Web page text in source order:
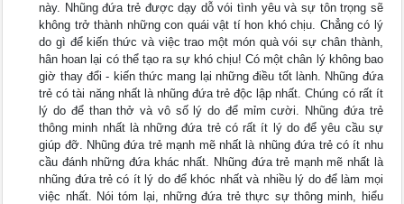
này. Nhũng đứa trẻ được dạy dỗ vói tình yêu và sự tôn trọng sẽ
không trở thành những con quái vật tí hon khó chịu. Chẳng có lý
do gì để kiến thức và việc trao một món quà vói sự chân thành,
hân hoan lại có thể tạo ra sự khó chịu! Có một chân lý không bao
giờ thay đổi - kiến thức mang lại những điều tốt lành. Nhũng đứa
trẻ có tài năng nhất là nhũng đứa trẻ độc lập nhất. Chúng có rất ít
lý do để than thở và vô số lý do để mỉm cười. Nhũng đứa trẻ
thông minh nhất là những đứa trẻ có rất ít lý do để yêu cầu sự
giúp đỡ. Nhũng đứa trẻ mạnh mẽ nhất là nhũng đứa trẻ có ít nhu
cầu đánh những đứa khác nhất. Nhũng đứa trẻ mạnh mẽ nhất là
nhũng đứa trẻ có ít lý do để khóc nhất và nhiều lý do để làm mọi
việc nhất. Nói tóm lại, những đứa trẻ thực sự thông minh, hiểu